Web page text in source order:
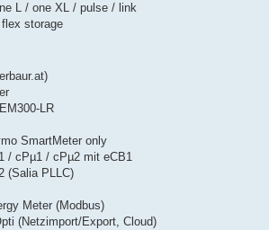
L / one XL / pulse / link
storage
LR
SmartMeter only
/ cPµ1 / cPµ2 mit eCB1
(Salia PLLC)
Meter (Modbus)
(Netzimport/Export, Cloud)